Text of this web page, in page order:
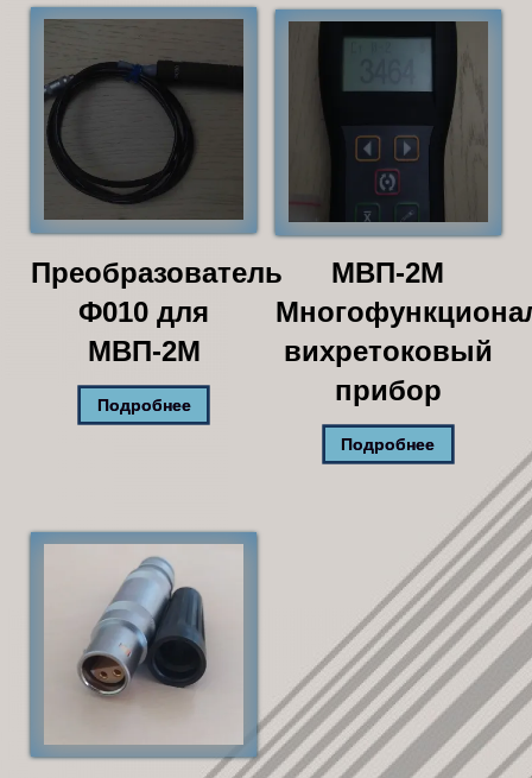
Преобразователь
Ф010 для
МВП-2М
Подробнее
МВП-2М
вихретоковый
прибор
Подробнее